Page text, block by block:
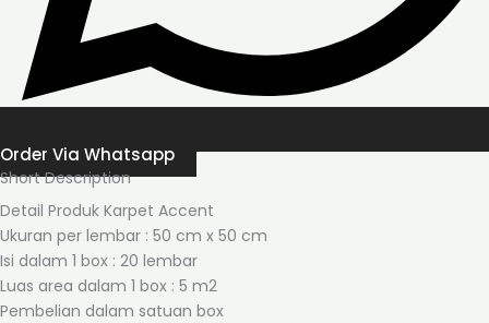
Order Via Whatsapp
Short Description
Detail Produk Karpet Accent
Ukuran per lembar : 50 cm x 50 cm
Isi dalam 1 box : 20 lembar
Luas area dalam 1 box : 5 m2
Pembelian dalam satuan box